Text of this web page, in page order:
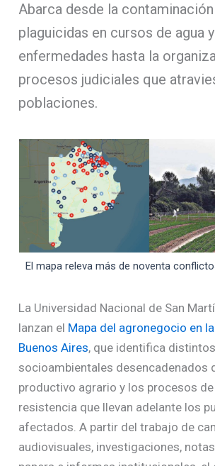
Abarca desde la
plaguicidas en cursos de agua y
enfermedades hasta la
procesos judiciales que
poblaciones.
El mapa releva más de noventa
La Universidad Nacional de San
lanzan el Mapa del agronegocio en
Buenos Aires, que identifica
socioambientales desencadenados
productivo agrario y los procesos
resistencia que llevan adelante los
afectados. A partir del trabajo de
audiovisuales, investigaciones,